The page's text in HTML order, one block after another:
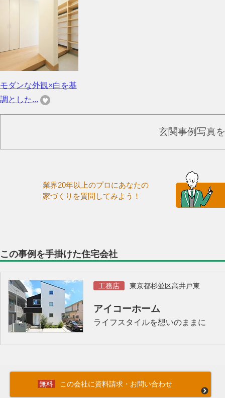
モダンな外観×白を基
調とした...
玄関事例写真
業界20年以上のプロにあなたの
家づくりを質問してみよう！
この事例を手掛けた住宅会社
工務店 東京都杉並区高井戸東
アイコーホーム
ライフスタイルを想いのままに
この会社に資料請求・お問い合わせ